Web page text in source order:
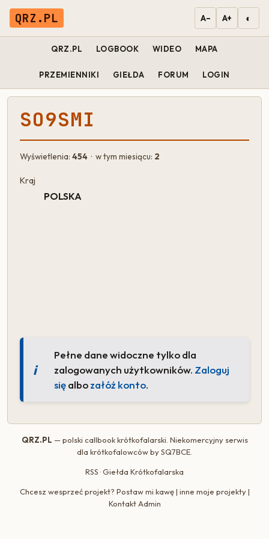
QRZ.PL A− A+ ◐
QRZ.PL LOGBOOK WIDEO MAPA
PRZEMIENNIKI GIEŁDA FORUM LOGIN
SO9SMI
Wyświetlenia: 454 · w tym miesiącu: 2
Kraj
POLSKA
Pełne dane widoczne tylko dla
zalogowanych użytkowników. Zaloguj
sięalbozałóż konto.
QRZ.PL — polski callbook krótkofalarski. Niekomercyjny serwis
dla krótkofalowców bySQ7BCE.
RSS ·Giełda Krótkofalarska
Chcesz wesprzeć projekt? Postaw mi kawę| inne moje projekty|
Kontakt Admin